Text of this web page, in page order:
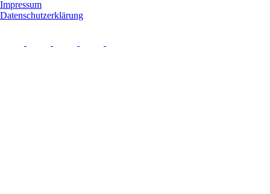
Impressum
Datenschutzerklärung